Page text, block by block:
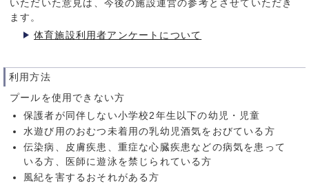
いただいた意見は、今後の施設運営の参考とさせていただき
ます。
体育施設利用者アンケートについて
利用方法
プールを使用できない方
保護者が同伴しない小学校2年生以下の幼児・児童
水遊び用のおむつ未着用の乳幼児酒気をおびている方
伝染病、皮膚疾患、重症な心臓疾患などの病気を患って
いる方、医師に遊泳を禁じられている方
風紀を害するおそれがある方